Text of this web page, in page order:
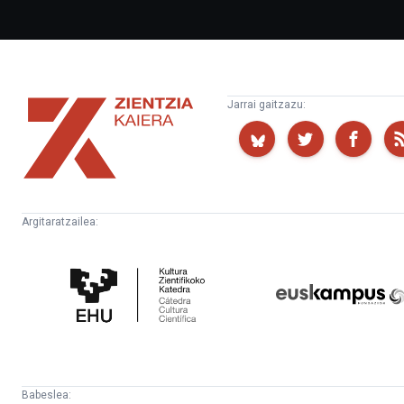
Zientzia
Kaiera
Jarrai gaitzazu:
Argitaratzailea:
Zientifikoko
Katedra
Babeslea: